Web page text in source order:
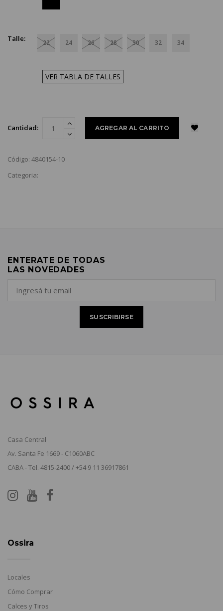
Talle: 22 24 26 28 30 32 34
VER TABLA DE TALLES
Cantidad:
Código: 4840154-10
Categoria:
ENTERATE DE TODAS
LAS NOVEDADES
Casa Central
Av. Santa Fe 1669 - C1060ABC
CABA - Tel. 4815-2400 / +54 9 11 36917861
Ossira
Locales
Cómo Comprar
Calces y Tiros